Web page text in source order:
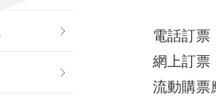
電話訂票
網上訂票
流動購票